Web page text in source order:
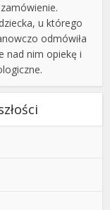
u którego
odmówiła
nad nim opiekę i